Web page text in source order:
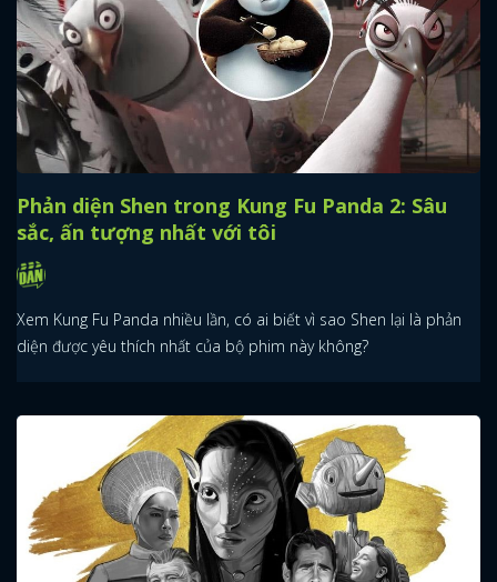
Phản diện Shen trong Kung Fu Panda 2: Sâu
sắc, ấn tượng nhất với tôi
Xem Kung Fu Panda nhiều lần, có ai biết vì sao Shen lại là phản
diện được yêu thích nhất của bộ phim này không?